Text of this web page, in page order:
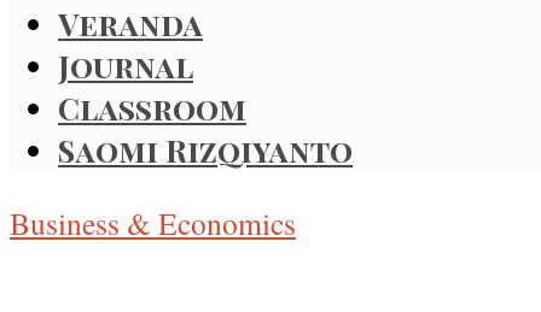
Veranda
Journal
Classroom
Saomi Rizqiyanto
Business & Economics